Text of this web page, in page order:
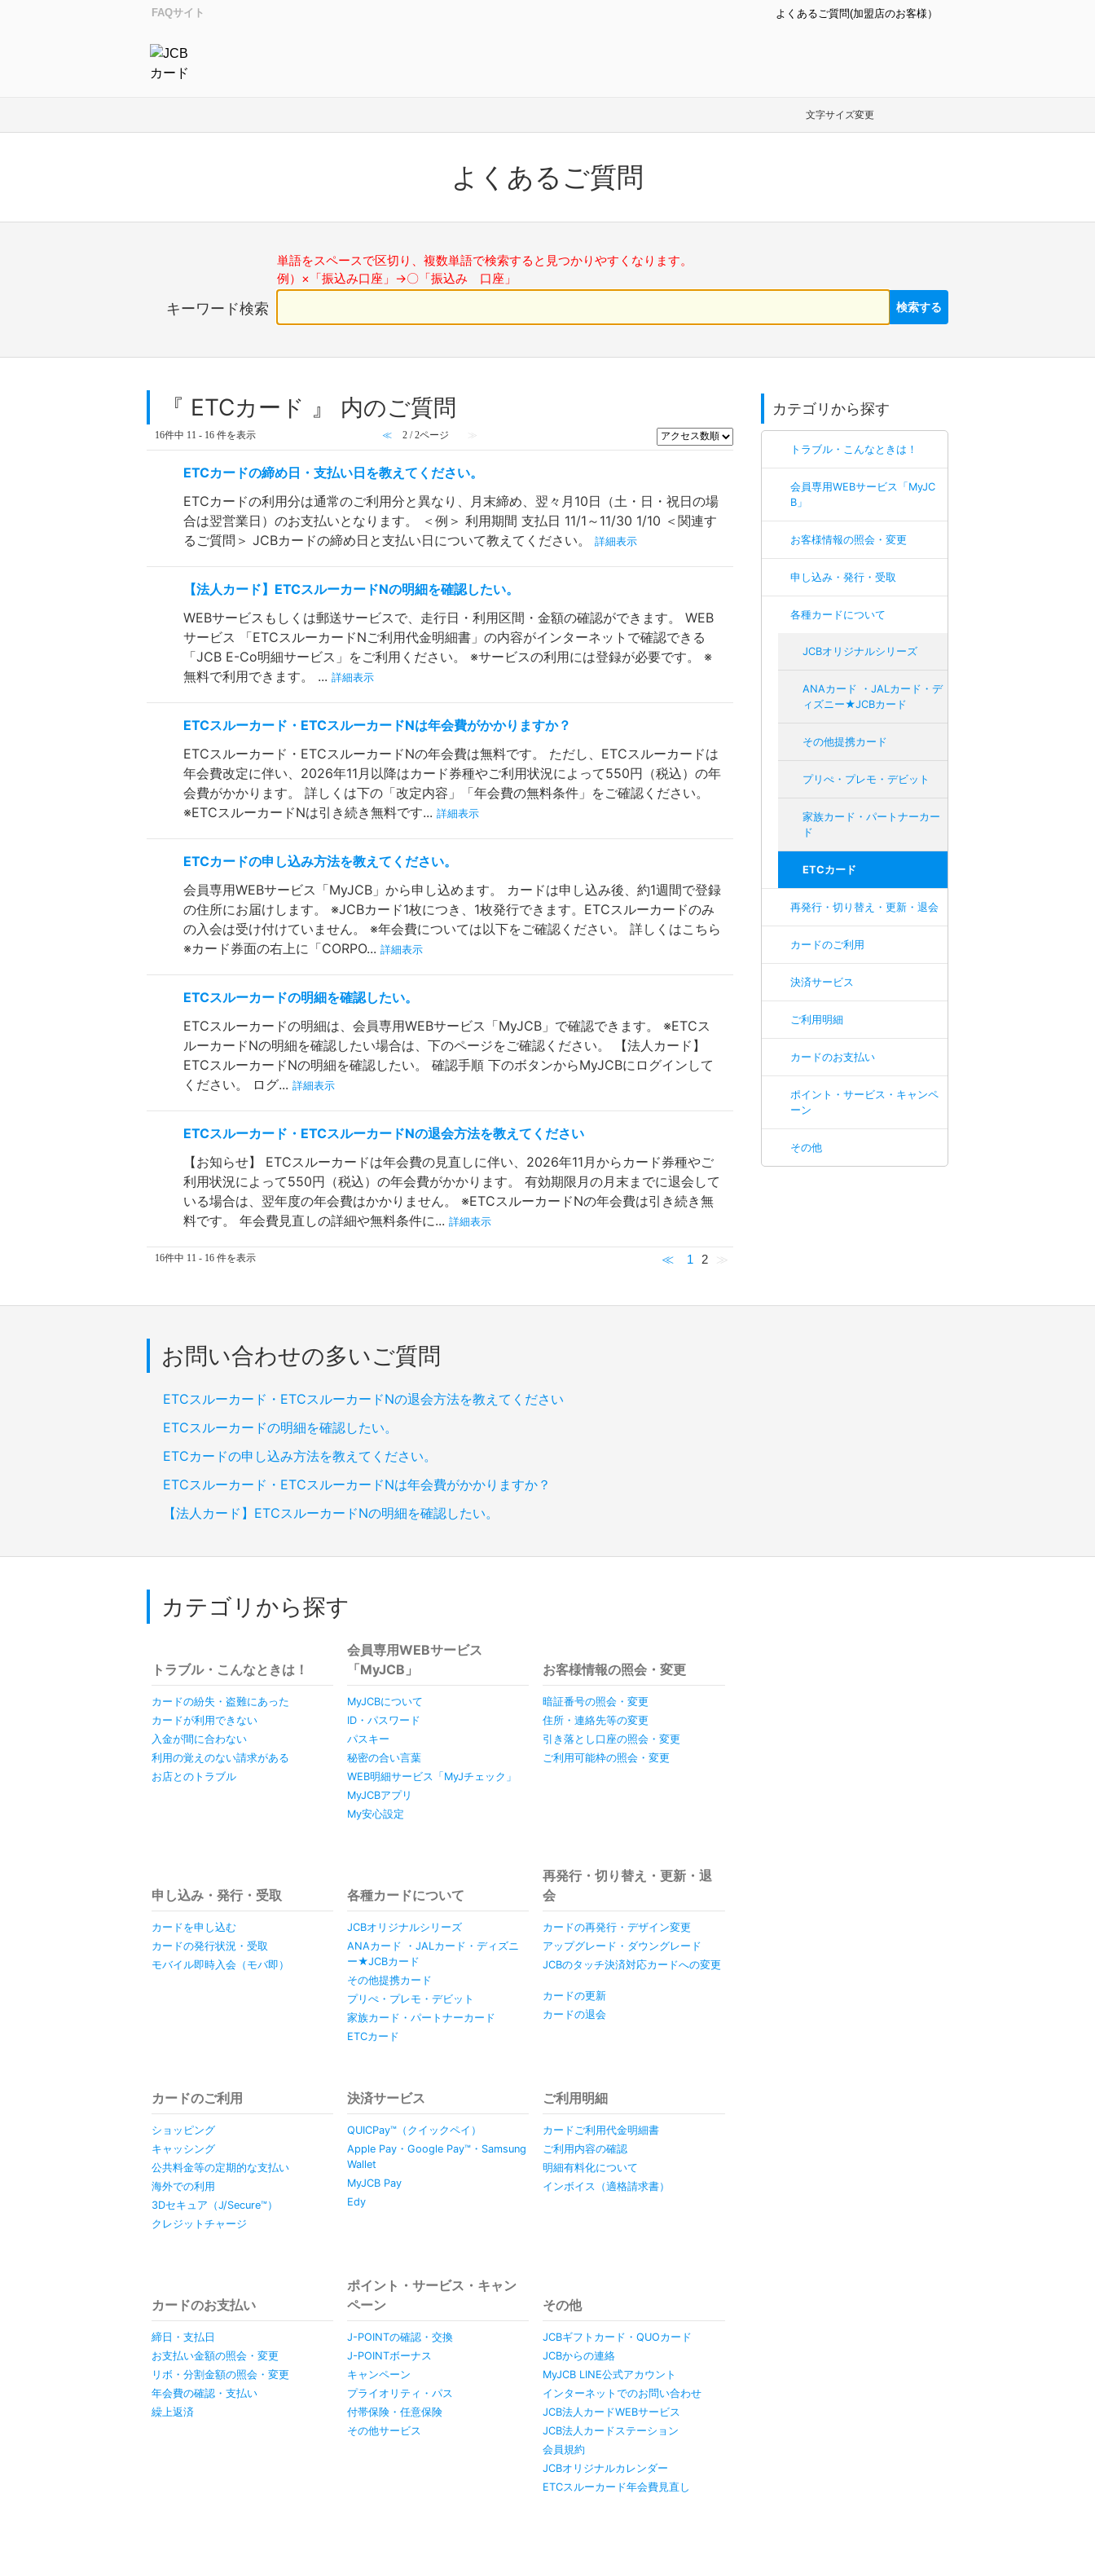
FAQサイト よくあるご質問(加盟店のお客様）
文字サイズ変更
カテゴリから探す
トラブル・こんなときは！
会員専用WEBサービス「MyJC
B」
お客様情報の照会・変更
申し込み・発行・受取
各種カードについて
JCBオリジナルシリーズ
ANAカード ・JALカード・デ
ィズニー★JCBカード
その他提携カード
プリぺ・プレモ・デビット
家族カード・パートナーカー
ド
ETCカード
再発行・切り替え・更新・退会
カードのご利用
決済サービス
ご利用明細
カードのお支払い
ポイント・サービス・キャンペ
ーン
その他
よくあるご質問
キーワード検索
単語をスペースで区切り、複数単語で検索すると見つかりやすくなります。
例）×「振込み口座」→〇「振込み 口座」
『 ETCカード 』 内のご質問
16件中 11 - 16 件を表示 ≪ 2 / 2ページ ≫
ETCカードの締め日・支払い日を教えてください。
ETCカードの利用分は通常のご利用分と異なり、月末締め、翌々月10日（土・日・祝日の場
合は翌営業日）のお支払いとなります。 ＜例＞ 利用期間 支払日 11/1～11/30 1/10 ＜関連す
るご質問＞ JCBカードの締め日と支払い日について教えてください。
詳細表示
【法人カード】ETCスルーカードNの明細を確認したい。
WEBサービスもしくは郵送サービスで、走行日・利用区間・金額の確認ができます。 WEB
サービス 「ETCスルーカードNご利用代金明細書」の内容がインターネットで確認できる
「JCB E-Co明細サービス」をご利用ください。 ※サービスの利用には登録が必要です。 ※
無料で利用できます。 ... 詳細表示
ETCスルーカード・ETCスルーカードNは年会費がかかりますか？
ETCスルーカード・ETCスルーカードNの年会費は無料です。 ただし、ETCスルーカードは
年会費改定に伴い、2026年11月以降はカード券種やご利用状況によって550円（税込）の年
会費がかかります。 詳しくは下の「改定内容」「年会費の無料条件」をご確認ください。
※ETCスルーカードNは引き続き無料です... 詳細表示
ETCカードの申し込み方法を教えてください。
会員専用WEBサービス「MyJCB」から申し込めます。 カードは申し込み後、約1週間で登録
の住所にお届けします。 ※JCBカード1枚につき、1枚発行できます。ETCスルーカードのみ
の入会は受け付けていません。 ※年会費については以下をご確認ください。 詳しくはこちら
※カード券面の右上に「CORPO... 詳細表示
ETCスルーカードの明細を確認したい。
ETCスルーカードの明細は、会員専用WEBサービス「MyJCB」で確認できます。 ※ETCス
ルーカードNの明細を確認したい場合は、下のページをご確認ください。 【法人カード】
ETCスルーカードNの明細を確認したい。 確認手順 下のボタンからMyJCBにログインして
ください。 ログ... 詳細表示
ETCスルーカード・ETCスルーカードNの退会方法を教えてください
【お知らせ】 ETCスルーカードは年会費の見直しに伴い、2026年11月からカード券種やご
利用状況によって550円（税込）の年会費がかかります。 有効期限月の月末までに退会して
いる場合は、翌年度の年会費はかかりません。 ※ETCスルーカードNの年会費は引き続き無
料です。 年会費見直しの詳細や無料条件に... 詳細表示
16件中 11 - 16 件を表示 ≪ 1 2 ≫
お問い合わせの多いご質問
ETCスルーカード・ETCスルーカードNの退会方法を教えてください
ETCスルーカードの明細を確認したい。
ETCカードの申し込み方法を教えてください。
ETCスルーカード・ETCスルーカードNは年会費がかかりますか？
【法人カード】ETCスルーカードNの明細を確認したい。
カテゴリから探す
トラブル・こんなときは！
カードの紛失・盗難にあった
カードが利用できない
入金が間に合わない
利用の覚えのない請求がある
お店とのトラブル
会員専用WEBサービス
「MyJCB」
MyJCBについて
ID・パスワード
パスキー
秘密の合い言葉
WEB明細サービス「MyJチェック」
MyJCBアプリ
My安心設定
お客様情報の照会・変更
暗証番号の照会・変更
住所・連絡先等の変更
引き落とし口座の照会・変更
ご利用可能枠の照会・変更
申し込み・発行・受取
カードを申し込む
カードの発行状況・受取
モバイル即時入会（モバ即）
各種カードについて
JCBオリジナルシリーズ
ANAカード ・JALカード・ディズニ
ー★JCBカード
その他提携カード
プリぺ・プレモ・デビット
家族カード・パートナーカード
ETCカード
再発行・切り替え・更新・退
会
カードの再発行・デザイン変更
アップグレード・ダウングレード
JCBのタッチ決済対応カードへの変更
カードの更新
カードの退会
カードのご利用
ショッピング
キャッシング
公共料金等の定期的な支払い
海外での利用
3Dセキュア（J/Secure™）
クレジットチャージ
決済サービス
QUICPay™（クイックペイ）
Apple Pay・Google Pay™・Samsung
Wallet
MyJCB Pay
Edy
ご利用明細
カードご利用代金明細書
ご利用内容の確認
明細有料化について
インボイス（適格請求書）
カードのお支払い
締日・支払日
お支払い金額の照会・変更
リボ・分割金額の照会・変更
年会費の確認・支払い
繰上返済
ポイント・サービス・キャン
ペーン
J-POINTの確認・交換
J-POINTボーナス
キャンペーン
プライオリティ・パス
付帯保険・任意保険
その他サービス
その他
JCBギフトカード・QUOカード
JCBからの連絡
MyJCB LINE公式アカウント
インターネットでのお問い合わせ
JCB法人カードWEBサービス
JCB法人カードステーション
会員規約
JCBオリジナルカレンダー
ETCスルーカード年会費見直し